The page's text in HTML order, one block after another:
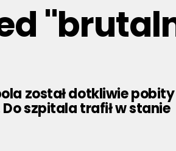
został dotkliwie
szpitala trafił w stanie